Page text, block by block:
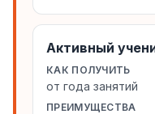
Активный
КАК ПОЛУЧИТЬ
от года занятий
ПРЕИМУЩЕСТВА